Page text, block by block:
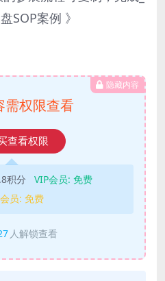
SOP案例 》
隐藏内容
需权限查看
查看权限
积分 VIP会员: 免费
员: 免费
人解锁查看